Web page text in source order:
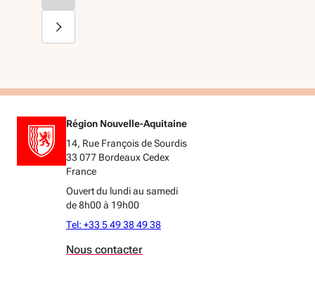
Région Nouvelle-Aquitaine
14, Rue François de Sourdis
33 077 Bordeaux Cedex
France
Ouvert du lundi au samedi
de 8h00 à 19h00
Tel: +33 5 49 38 49 38
Nous contacter